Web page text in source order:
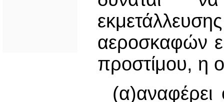
αεροσκαφών
προστίμου, η
(α)αναφέρει